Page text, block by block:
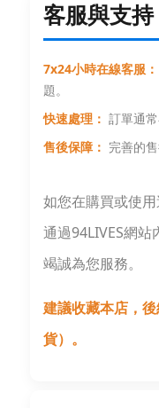
客服與支持
7x24小時在線客服：
題。
快速處理： 訂單通
售後保障： 完善的
如您在購買或使
通過94LIVES網站
竭誠為您服務。
建議收藏本店，
貨）。